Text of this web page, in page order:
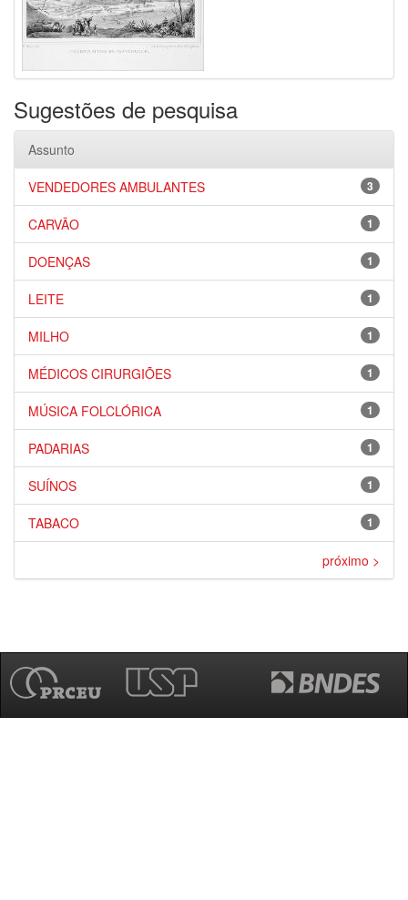
Sugestões de pesquisa
Assunto
3
VENDEDORES AMBULANTES
1
CARVÃO
1
DOENÇAS
1
LEITE
1
MILHO
1
MÉDICOS CIRURGIÕES
1
MÚSICA FOLCLÓRICA
1
PADARIAS
1
SUÍNOS
1
TABACO
próximo >